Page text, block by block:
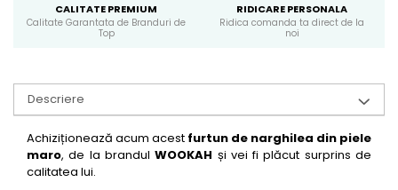
CALITATE PREMIUM
Calitate Garantata de Branduri de
Top
RIDICARE PERSONALA
Ridica comanda ta direct de la
noi
Descriere
Achiziționează acum acest furtun de narghilea din piele
maro, de la brandulWOOKAH și vei fi plăcut surprins de
calitatea lui.